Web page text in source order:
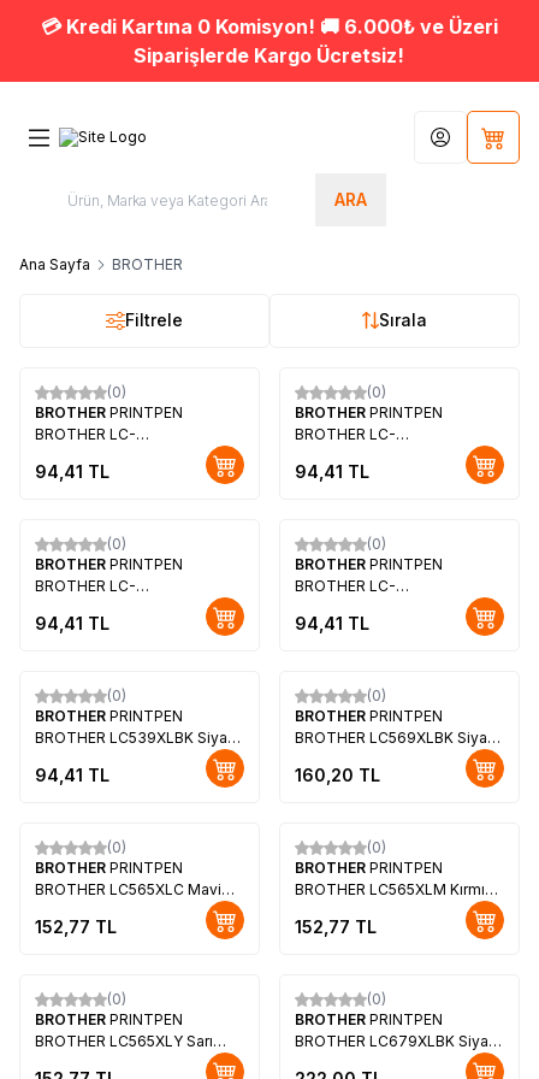
💳 Kredi Kartına 0 Komisyon! 🚚 6.000₺ ve Üzeri
Siparişlerde Kargo Ücretsiz!
ARA
Hesabım
Ana Sayfa BROTHER
Filtrele Sırala
(0)
BROTHER PRINTPEN
BROTHER LC-
38,61,65,67,980,1100 Siyah
Mürekkep Kartuş Yüksek
94,41 TL
(0)
BROTHER PRINTPEN
BROTHER LC-
38,61,65,67,980,1100 Mavi
Mürekkep Kartuş Yüksek
94,41 TL
(0)
BROTHER PRINTPEN
BROTHER LC-
38,61,65,67,980,1100 Kırmızı
Mürekkep Kartuş Yüksek
94,41 TL
(0)
BROTHER PRINTPEN
BROTHER LC-
38,61,65,67,980,1100 Sarı
Mürekkep Kartuş Yüksek
94,41 TL
(0)
BROTHER PRINTPEN
BROTHER LC539XLBK Siyah
Mürekkep Kartuş Yüksek
Kapasite (58,0ml.)
94,41 TL
(0)
BROTHER PRINTPEN
BROTHER LC569XLBK Siyah
Mürekkep Kartuş Yüksek
Kapasite (58,0ml.)
160,20 TL
(0)
BROTHER PRINTPEN
BROTHER LC565XLC Mavi
Mürekkep Kartuş Yüksek
Kapasite (13,0ml.)
152,77 TL
(0)
BROTHER PRINTPEN
BROTHER LC565XLM Kırmızı
Mürekkep Kartuş Yüksek
Kapasite (13,0ml.)
152,77 TL
(0)
BROTHER PRINTPEN
BROTHER LC565XLY Sarı
Mürekkep Kartuş Yüksek
(0)
BROTHER PRINTPEN
BROTHER LC679XLBK Siyah
Mürekkep Kartuş Yüksek